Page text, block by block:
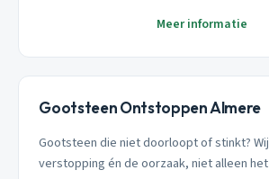
Meer informatie
Gootsteen Ontstoppen Almere
Gootsteen die niet doorloopt of stinkt?
verstopping én de oorzaak, niet alleen